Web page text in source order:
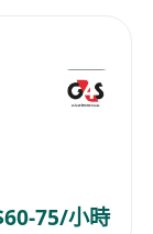
75/小時